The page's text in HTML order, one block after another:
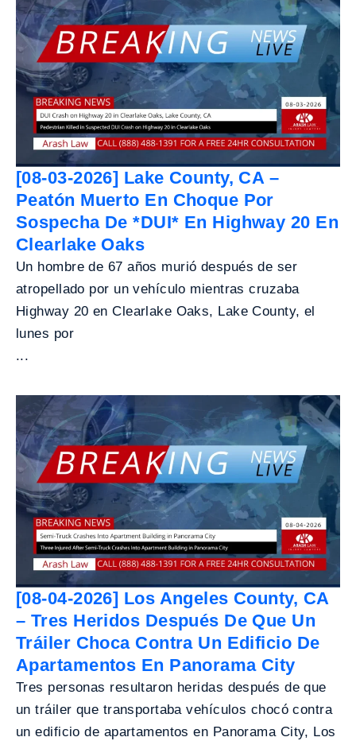
[08-03-2026] Lake County, CA –
Peatón Muerto En Choque Por
Sospecha De *DUI* En Highway 20 En
Clearlake Oaks
Un hombre de 67 años murió después de ser
atropellado por un vehículo mientras cruzaba
Highway 20 en Clearlake Oaks, Lake County, el
lunes por
...
[08-04-2026] Los Angeles County, CA
– Tres Heridos Después De Que Un
Tráiler Choca Contra Un Edificio De
Apartamentos En Panorama City
Tres personas resultaron heridas después de que
un tráiler que transportaba vehículos chocó contra
un edificio de apartamentos en Panorama City, Los